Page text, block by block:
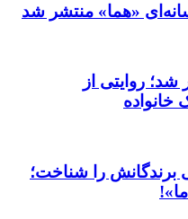
«هما» منتشر شد
روایتی از
خانواده
برندگانش را شناخت؛